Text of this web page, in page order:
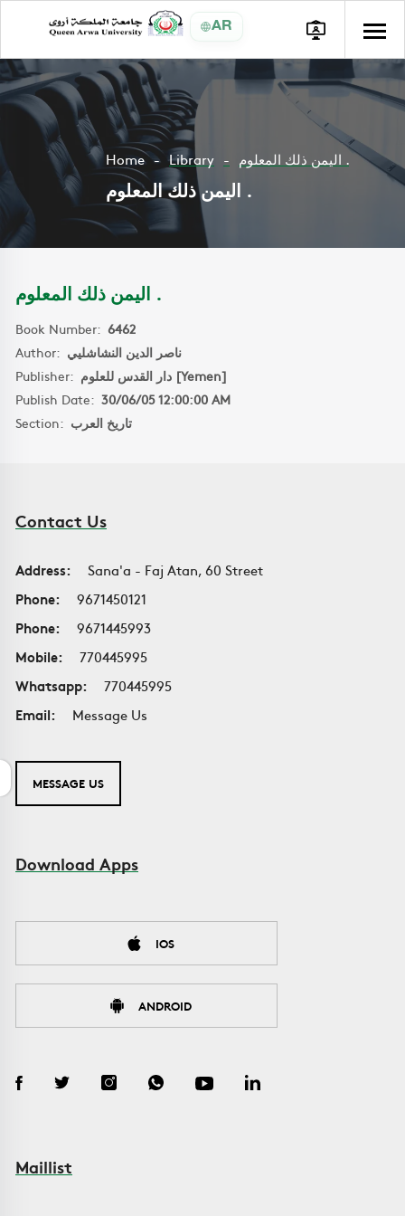
AR
Home Library اليمن ذلك المعلوم .
اليمن ذلك المعلوم .
اليمن ذلك المعلوم .
Book Number: 6462
Author: ناصر الدين النشاشليي
Publisher:
دار القدس للعلوم [Yemen]
Publish Date: 30/06/05 12:00:00 AM
Section: تاريخ العرب
Contact Us
Address:
Sana'a - Faj Atan, 60 Street
Phone:
9671450121
Phone:
9671445993
Mobile:
770445995
Whatsapp:
770445995
Email:
Message Us
MESSAGE US
Download Apps
IOS
ANDROID
Maillist